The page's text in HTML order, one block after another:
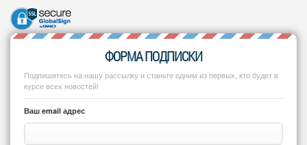
ФОРМА ПОДПИСКИ
Подпишитесь на нашу рассылку и станьте одним из первых, кто будет в
курсе всех новостей!
Ваш email адрес